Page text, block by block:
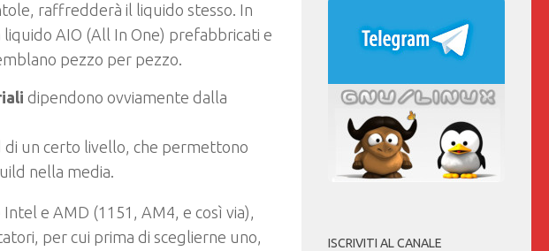
raffredderà il liquido stesso. In
AIO (All In One) prefabbricati e
pezzo per pezzo.
dipendono ovviamente dalla
un certo livello, che permettono
nella media.
Intel e AMD (1151, AM4, e così via),
per cui prima di sceglierne uno,
ISCRIVITI AL CANALE